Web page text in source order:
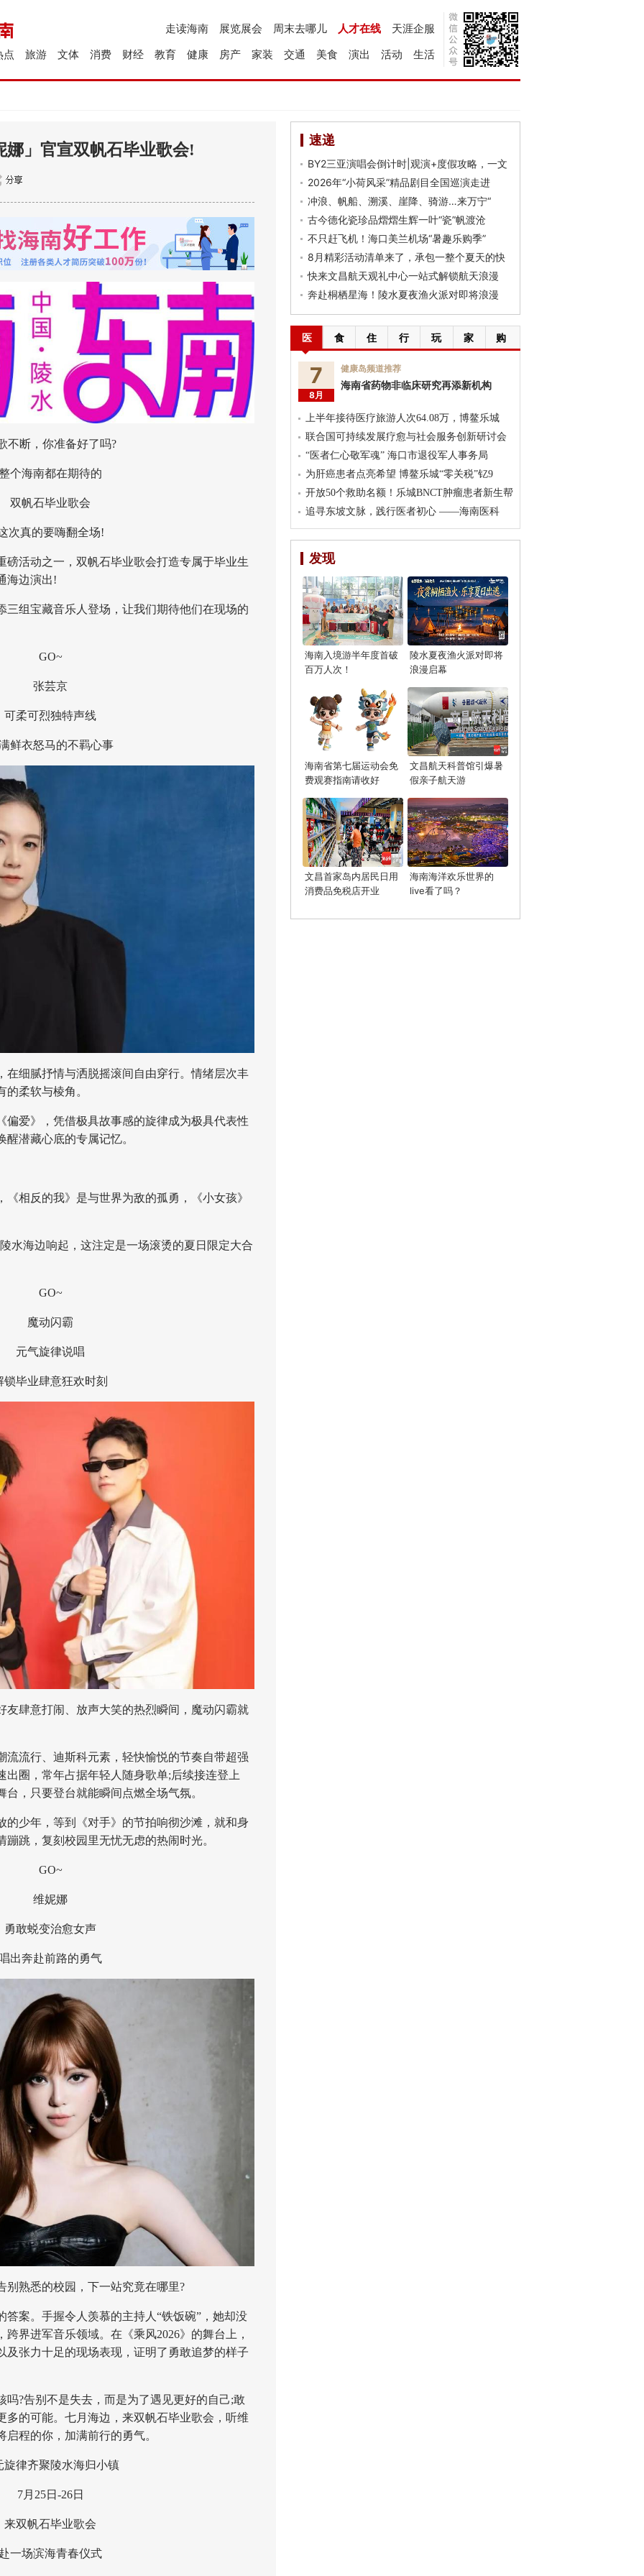
天涯企服
人才在线
周末去哪儿
展览展会
走读海南
生活
活动
演出
美食
交通
家装
房产
健康
教育
财经
消费
文体
旅游
点
」官宣双帆石毕业歌会!
，你准备好了吗?
海南都在期待的
石毕业歌会
的要嗨翻全场!
活动之一，双帆石毕业歌会打造专属于毕业生
海边演出!
宝藏音乐人登场，让我们期待他们在现场的
GO~
张芸京
可烈独特声线
衣怒马的不羁心事
腻抒情与洒脱摇滚间自由穿行。情绪层次丰
柔软与棱角。
》，凭借极具故事感的旋律成为极具代表性
潜藏心底的专属记忆。
反的我》是与世界为敌的孤勇，《小女孩》
海边响起，这注定是一场滚烫的夏日限定大合
GO~
魔动闪霸
气旋律说唱
业肆意狂欢时刻
意打闹、放声大笑的热烈瞬间，魔动闪霸就
行、迪斯科元素，轻快愉悦的节奏自带超强
出圈，常年占据年轻人随身歌单;后续接连登上
，只要登台就能瞬间点燃全场气氛。
年，等到《对手》的节拍响彻沙滩，就和身
跳，复刻校园里无忧无虑的热闹时光。
GO~
维妮娜
蜕变治愈女声
奔赴前路的勇气
熟悉的校园，下一站究竟在哪里?
。手握令人羡慕的主持人“铁饭碗”，她却没
界进军音乐领域。在《乘风2026》的舞台上，
及张力十足的现场表现，证明了勇敢追梦的样子
告别不是失去，而是为了遇见更好的自己;敢
多的可能。七月海边，来双帆石毕业歌会，听维
程的你，加满前行的勇气。
齐聚陵水海归小镇
25日-26日
帆石毕业歌会
场滨海青春仪式
速递
BY2三亚演唱会倒计时|观演+度假攻略，一文
2026年“小荷风采”精品剧目全国巡演走进
冲浪、帆船、溯溪、崖降、骑游…来万宁“
古今德化瓷珍品熠熠生辉一叶“瓷”帆渡沧
不只赶飞机！海口美兰机场“暑趣乐购季”
8月精彩活动清单来了，承包一整个夏天的快
快来文昌航天观礼中心一站式解锁航天浪漫
奔赴桐栖星海！陵水夏夜渔火派对即将浪漫
医 食 住 行 玩 家 购
7
8月
健康岛频道推荐
海南省药物非临床研究再添新机构
上半年接待医疗旅游人次64.08万，博鳌乐城
联合国可持续发展疗愈与社会服务创新研讨会
“医者仁心敬军魂” 海口市退役军人事务局
为肝癌患者点亮希望 博鳌乐城“零关税”钇9
开放50个救助名额！乐城BNCT肿瘤患者新生帮
追寻东坡文脉，践行医者初心 ——海南医科
发现
海南入境游半年度首破
百万人次！
陵水夏夜渔火派对即将
浪漫启幕
海南省第七届运动会免
费观赛指南请收好
文昌航天科普馆引爆暑
假亲子航天游
文昌首家岛内居民日用
消费品免税店开业
海南海洋欢乐世界的
live看了吗？